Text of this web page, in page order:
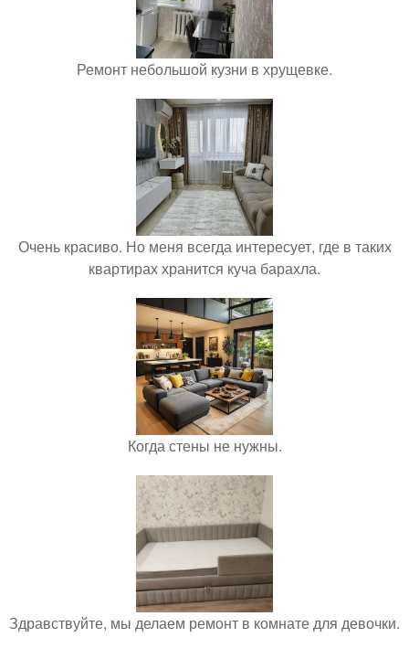
Ремонт небольшой кузни в хрущевке.
Очень красиво. Но меня всегда интересует, где в таких
квартирах хранится куча барахла.
Когда стены не нужны.
Здравствуйте, мы делаем ремонт в комнате для девочки.